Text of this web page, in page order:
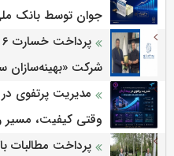
جوان توسط بانک
شرکت «بهینه‌سازان
مدیریت پرتفوی در
وقتی کیفیت، مسیر
پرداخت مطالبات